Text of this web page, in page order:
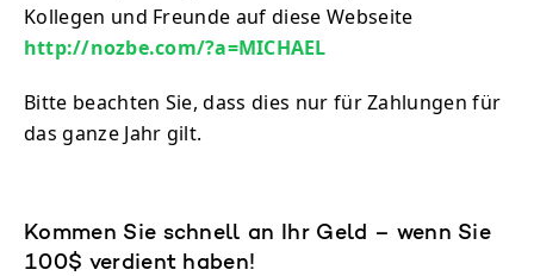
Kollegen und Freunde auf diese Webseite
http://nozbe.com/?a=MICHAEL
Bitte beachten Sie, dass dies nur für Zahlungen für
das ganze Jahr gilt.
Kommen Sie schnell an Ihr Geld – wenn Sie
100$ verdient haben!